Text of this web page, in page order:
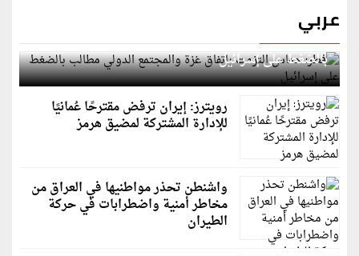
عربي
قطر: حماس التزمت باتفاق غزة والمجتمع الدولي مطالب
بالضغط على إسرائيل
رويترز: إيران ترفض مقترحًا عُمانيًا
للإدارة المشتركة لمضيق هرمز
واشنطن تحذر مواطنيها في العراق من
مخاطر أمنية واضطرابات في حركة
الطيران